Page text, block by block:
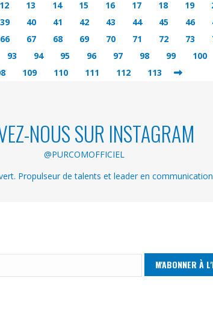
12 13 14 15 16 17 18 19
39 40 41 42 43 44 45 46
66 67 68 69 70 71 72 73
93 94 95 96 97 98 99 100
109 110 111 112 113
NOUS SUR INSTAGRAM
@PURCOMOFFICIEL
Propulseur de talents et leader en